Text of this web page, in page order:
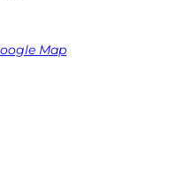
Map